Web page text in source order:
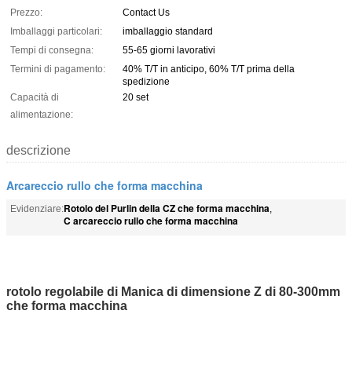
Prezzo:
Contact Us
Imballaggi particolari:
imballaggio standard
Tempi di consegna:
55-65 giorni lavorativi
Termini di pagamento:
40% T/T in anticipo, 60% T/T prima della
spedizione
Capacità di
alimentazione:
20 set
descrizione
Arcareccio rullo che forma macchina
Evidenziare:Rotolo del Purlin della CZ che forma macchina,
C arcareccio rullo che forma macchina
rotolo regolabile di Manica di dimensione Z di 80-300mm
che forma macchina